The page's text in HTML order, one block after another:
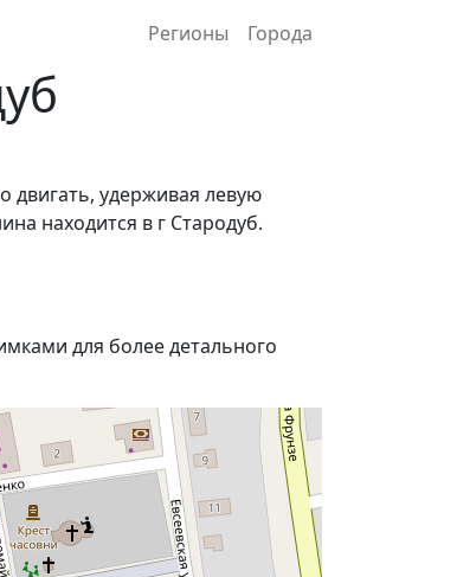
Регионы Города
двигать, удерживая левую
находится в г Стародуб.
для более детального